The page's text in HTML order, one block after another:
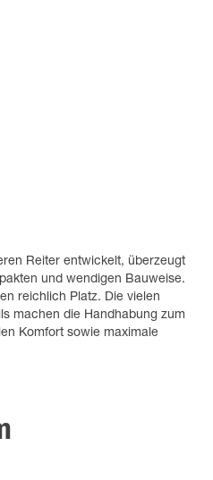
Reiter entwickelt, überzeugt
und wendigen Bauweise.
reichlich Platz. Die vielen
machen die Handhabung zum
Komfort sowie maximale